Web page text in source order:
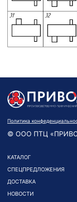
Политика
© ООО ПТЦ
КАТАЛОГ
СПЕЦПРЕДЛОЖЕНИЯ
ДОСТАВКА
НОВОСТИ